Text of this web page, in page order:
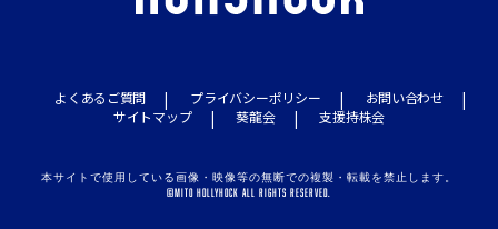
よくあるご質問 プライバシーポリシー
お問い合わせ
サイトマップ
葵龍会 支援持株会
本サイトで使用している画像・映像等の無断での複製・転載を禁止します。
©MITO HOLLYHOCK ALL RIGHTS RESERVED.